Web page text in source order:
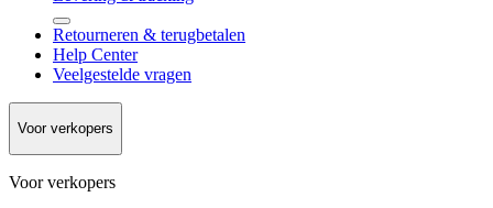
Retourneren & terugbetalen
Help Center
Veelgestelde vragen
Voor verkopers
Voor verkopers